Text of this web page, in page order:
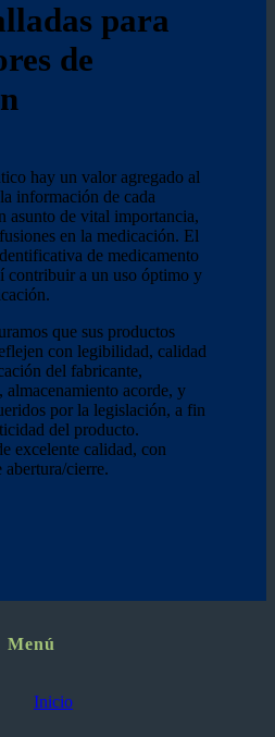
para
de
hay un valor agregado al
información de cada
asunto de vital importancia,
en la medicación. El
de medicamento
contribuir a un uso óptimo y
que sus productos
con legibilidad, calidad
del fabricante,
acorde, y
por la legislación, a fin
del producto.
excelente calidad, con
abertura/cierre.
Menú
Inicio